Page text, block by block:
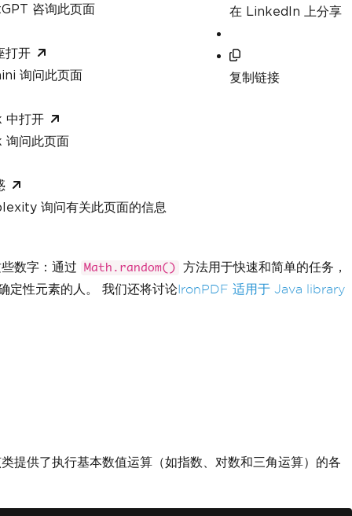
咨询此页面
打开
询问此页面
中打开
询问此页面
询问有关此页面的信息
在 LinkedIn 上分享
复制链接
数字：通过 Math.random()
方法用于快速和简单的任务，
定性元素的人。 我们还将讨论IronPDF 适用于 Java library
提供了执行基本数值运算（如指数、对数和三角运算）的各